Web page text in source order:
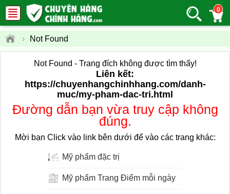
0
› Not Found
Not Found - Trang đích không được tìm thấy!
Liên kết:
https://chuyenhangchinhhang.com/danh-
muc/my-pham-dac-tri.html
Đường dẫn bạn vừa truy cập không
đúng.
Mời bạn Click vào link bên dưới để vào các trang khác:
Mỹ phẩm đặc trị
Mỹ phẩm Trang Điểm mỗi ngày